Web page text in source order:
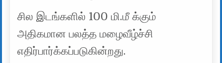
சில இடங்களில் 100 மி.மீ க்கும்
அதிகமான பலத்த மழைவீழ்ச்சி
எதிர்பார்க்கப்படுகின்றது.